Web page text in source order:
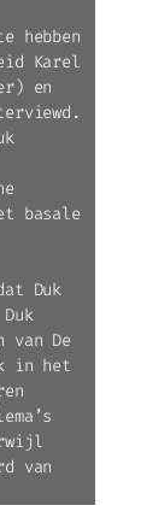
hebben
Karel
en
basale
Duk
van De
in het
van